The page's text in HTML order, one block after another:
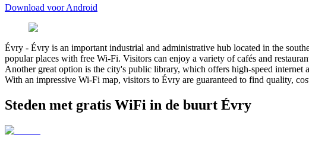
Download voor Android
Évry - Évry is an important industrial and administrative hub located in the
popular places with free Wi-Fi. Visitors can enjoy a variety of cafés and
Another great option is the city's public library, which offers high-speed internet
With an impressive Wi-Fi map, visitors to Évry are guaranteed to find quality,
Steden met gratis WiFi in de buurt Évry